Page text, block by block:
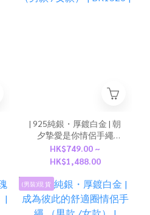
| 925純銀・厚鍍白金 | 朝
夕摯愛是你情侶手繩
（男款 /女款） | BR1526 |
HK$749.00 ~
HK$1,488.00
(男裝)現 貨